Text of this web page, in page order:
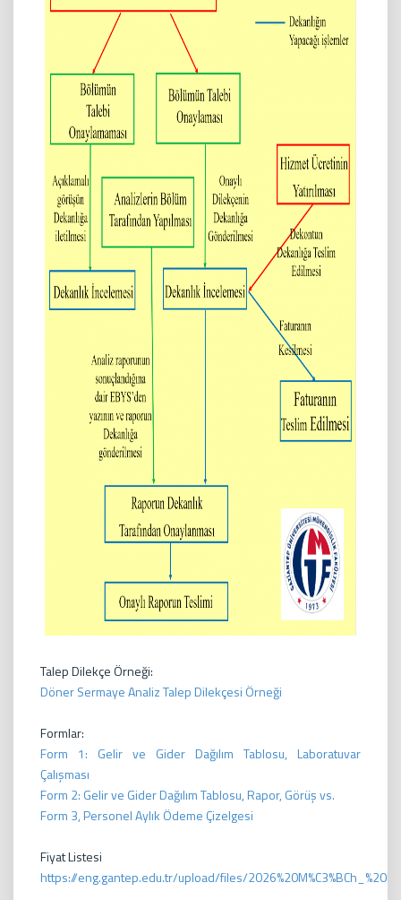
Talep Dilekçe Örneği:
Döner Sermaye Analiz Talep Dilekçesi Örneği
Formlar:
Form 1: Gelir ve Gider Dağılım Tablosu, Laboratuvar
Çalışması
Form 2: Gelir ve Gider Dağılım Tablosu, Rapor, Görüş vs.
Form 3, Personel Aylık Ödeme Çizelgesi
Fiyat Listesi
https://eng.gantep.edu.tr/upload/files/